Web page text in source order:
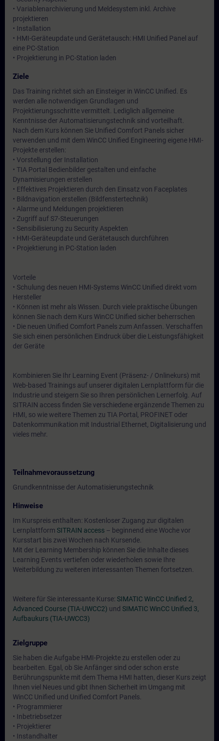
• Variablenarchivierung und Meldesystem inkl. Archive
projektieren
• Installation
• HMI-Geräteupdate und Gerätetausch: HMI Unified Panel auf
eine PC-Station
• Projektierung in PC-Station laden
Ziele
Das Training richtet sich an Einsteiger in WinCC Unified. Es
werden alle notwendigen Grundlagen und
Projektierungsschritte vermittelt. Lediglich allgemeine
Kenntnisse der Automatisierungstechnik sind vorteilhaft.
Nach dem Kurs können Sie Unified Comfort Panels sicher
verwenden und mit dem WinCC Unified Engineering eigene HMI-
Projekte erstellen:
• Vorstellung der Installation
• TIA Portal Bedienbilder gestalten und einfache
Dynamisierungen erstellen
• Effektives Projektieren durch den Einsatz von Faceplates
• Bildnavigation erstellen (Bildfenstertechnik)
• Alarme und Meldungen projektieren
• Zugriff auf S7-Steuerungen
• Sensibilisierung zu Security Aspekten
• HMI-Geräteupdate und Gerätetausch durchführen
• Projektierung in PC-Station laden
Vorteile
• Schulung des neuen HMI-Systems WinCC Unified direkt vom
Hersteller
• Können ist mehr als Wissen. Durch viele praktische Übungen
können Sie nach dem Kurs WinCC Unified sicher beherrschen
• Die neuen Unified Comfort Panels zum Anfassen. Verschaffen
Sie sich einen persönlichen Eindruck über die Leistungsfähigkeit
der Geräte
Kombinieren Sie Ihr Learning Event (Präsenz- / Onlinekurs) mit
Web-based Trainings auf unserer digitalen Lernplattform für die
Industrie und steigern Sie so Ihren persönlichen Lernerfolg. Auf
SITRAIN access finden Sie verschiedene ergänzende Themen zu
HMI, so wie weitere Themen zu TIA Portal, PROFINET oder
Datenkommunikation mit Industrial Ethernet, Digitalisierung und
vieles mehr.
Teilnahmevoraussetzung
Grundkenntnisse der Automatisierungstechnik
Hinweise
Im Kurspreis enthalten: Kostenloser Zugang zur digitalen
Lernplattform SITRAIN access – beginnend eine Woche vor
Kursstart bis zwei Wochen nach Kursende.
Mit der Learning Membership können Sie die Inhalte dieses
Learning Events vertiefen oder wiederholen sowie Ihre
Weiterbildung zu weiteren interessanten Themen fortsetzen.
Weitere für Sie interessante Kurse: SIMATIC WinCC Unified 2,
Advanced Course (TIA-UWCC2) und SIMATIC WinCC Unified 3,
Aufbaukurs (TIA-UWCC3)
Zielgruppe
Sie haben die Aufgabe HMI-Projekte zu erstellen oder zu
bearbeiten. Egal, ob Sie Anfänger sind oder schon erste
Berührungspunkte mit dem Thema HMI hatten, dieser Kurs zeigt
Ihnen viel Neues und gibt Ihnen Sicherheit im Umgang mit
WinCC Unified und Unified Comfort Panels.
• Programmierer
• Inbetriebsetzer
• Projektierer
• Instandhalter